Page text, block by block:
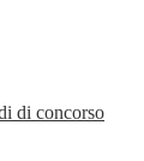
di concorso